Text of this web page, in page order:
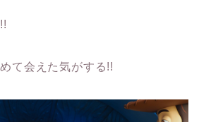
て会えた気がする!!